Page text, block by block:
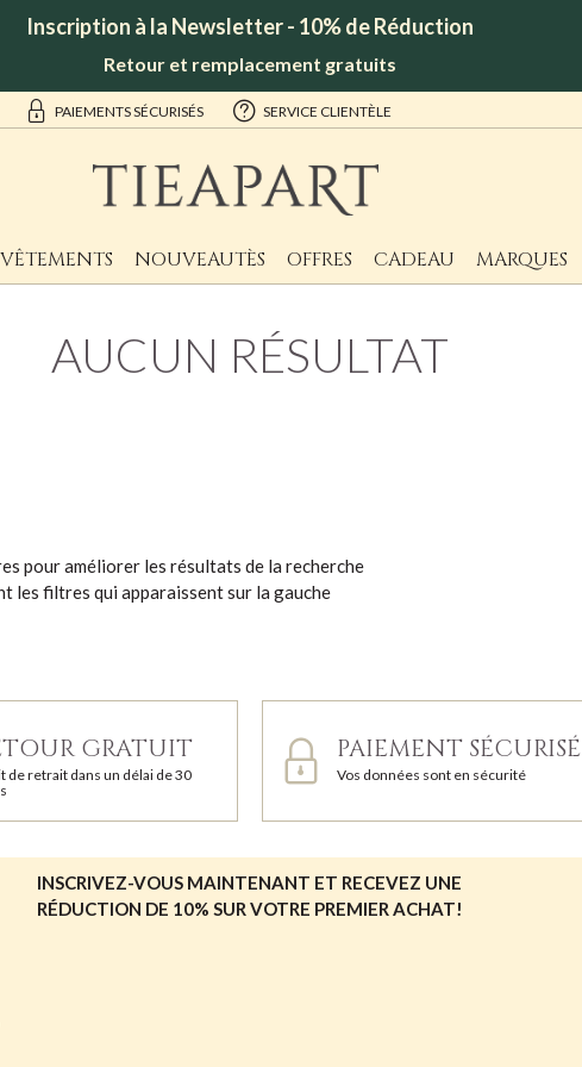
Inscription à la Newsletter - 10% de Réduction
Retour et remplacement gratuits
PAIEMENTS SÉCURISÉS SERVICE CLIENTÈLE
VÊTEMENTS NOUVEAUTÈS OFFRES CADEAU MARQUES
AUCUN RÉSULTAT
pour améliorer les résultats de la recherche
les filtres qui apparaissent sur la gauche
GRATUIT
de retrait dans un délai de 30
PAIEMENT SÉCURISÉ
Vos données sont en sécurité
INSCRIVEZ-VOUS MAINTENANT ET RECEVEZ UNE
RÉDUCTION DE 10% SUR VOTRE PREMIER ACHAT!